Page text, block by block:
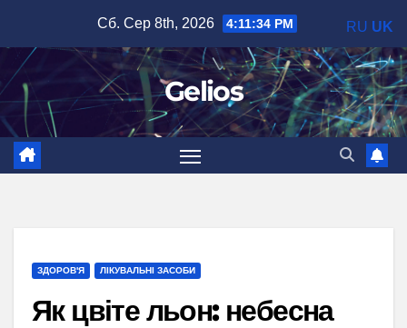
вмісту
Сб. Сер 8th, 2026 4:11:35 PM
Gelios
ЗДОРОВ'Я ЛІКУВАЛЬНІ ЗАСОБИ
Як цвіте льон: небесна
RU UK